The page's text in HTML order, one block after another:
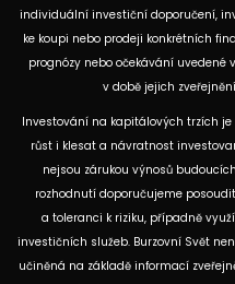
individuální investiční doporučení,
ke koupi nebo prodeji konkrétních
prognózy nebo očekávání
v době jejich
Investování na kapitálových trzích
růst i klesat a návratnost
nejsou zárukou výnosů
rozhodnutí doporučujeme
a toleranci k riziku, případně
investičních služeb. Burzovní Svět
učiněná na základě informací